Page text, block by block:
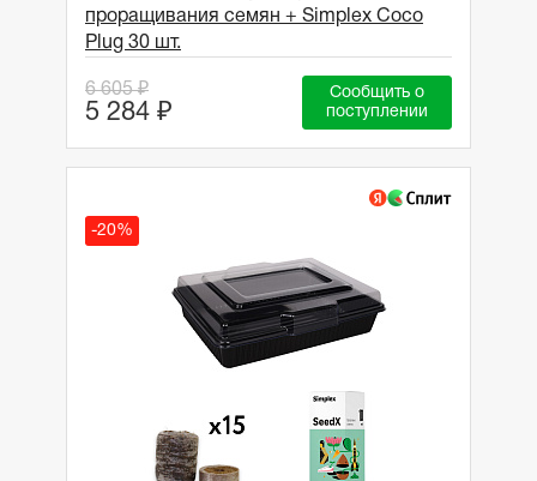
проращивания семян + Simplex Coco
Plug 30 шт.
6 605 ₽
5 284 ₽
Сообщить о
поступлении
-20%